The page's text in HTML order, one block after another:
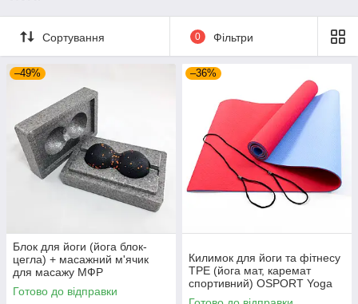
Сортування 0 Фільтри
–49%
Блок для йоги (йога блок-
цегла) + масажний м'ячик
для масажу МФР
міофасціального релізу
OSPORT (MS 2231)
Готово до відправки
–36%
Килимок для йоги та фітнесу
TPE (йога мат, каремат
спортивний) OSPORT Yoga
ECO Pro 6мм (FI-0076)